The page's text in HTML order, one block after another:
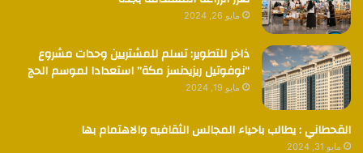
مايو 26, 2024
ذاخر للتطوير: تسلم للمشتريين وحدات مشروع
“نوفوتيل ريزيدنسز مكة” استعدادا لموسم الحج
مايو 19, 2024
القحطاني : يطالب باحياء المجالس الثقافيه والاهتمام بها
مايو 31, 2024